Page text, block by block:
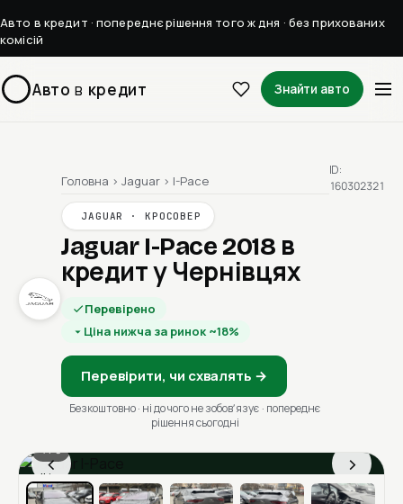
Авто в кредит · попереднє рішення того ж дня · без прихованих
комісій
Авто в кредит Знайти авто
Головна › Jaguar › I-Pace
JAGUAR · КРОСОВЕР
Jaguar I-Pace 2018 в
кредит у Чернівцях
Перевірено
Ціна нижча за ринок ~18%
Перевірити, чи схвалять →
Безкоштовно · ні до чого не зобовʼязує · попереднє
рішення сьогодні
ID:
160302321
‹ ›
1 / 6
Ціна в місяць